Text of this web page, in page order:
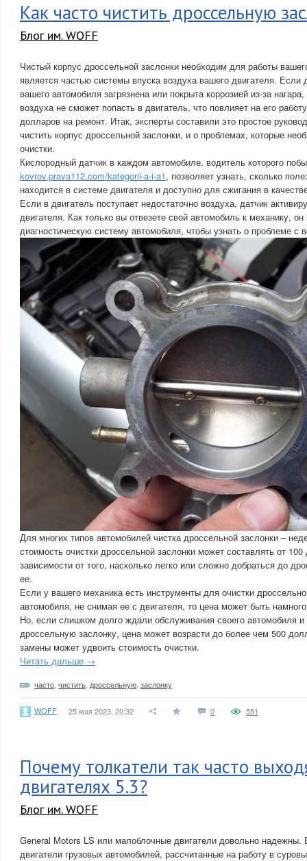
Как часто чистить дроссельную
Блог им. WOFF
Чистый корпус дроссельной заслонки необходим для работы
является частью системы впуска воздуха вашего двигателя. Если
вашего автомобиля загрязнена или покрыта коррозией из-за
воздуха не сможет попасть в двигатель, что повлияет на его
долларов на ремонт. Итак, эксперты составили это простое
чистить корпус дроссельной заслонки, и о проблемах, которые
очистки.
Кислородный датчик в каждом автомобиле, водитель которого
kovrov.prava112.com/kategorii-a-i-a1, позволяет узнать, сколько
находится в системе двигателя и доступно для сжигания в
Если в двигатель поступает недостаточно воздуха, датчик
двигателя. Как только вы отвезете свой автомобиль к механику,
диагностическую систему автомобиля, чтобы узнать о проблеме с
Для многих типов автомобилей чистка дроссельной заслонки –
стоимость очистки дроссельной заслонки может составлять от
зависимости от того, насколько легко или сложно добраться до
ее.
Если у вашего механика есть инструменты для очистки
автомобиля, не снимая ее с двигателя, то цена может быть
Но, если слишком долго ждали обслуживания своего автомобиля
дроссельную заслонку, цена может возрасти до более чем 500
замены может удвоить стоимость очистки.
Читать дальше →
часто чистить дроссельную заслонку
WOFF 25 мая 2023, 20:32 0 551
Почему толкатели так часто
двигателях 5.3?
Блог им. WOFF
General Motors LS или малоблочные двигатели довольно
двигатели грузовых автомобилей, рассчитанные на работу в